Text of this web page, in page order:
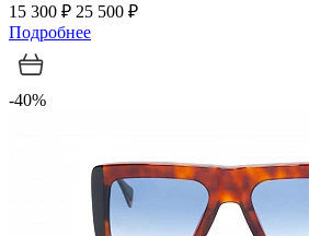
15 300 ₽ 25 500 ₽
Подробнее
-40%